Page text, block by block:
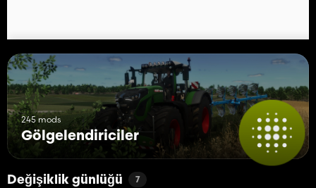
245 mods
Gölgelendiriciler
Değişiklik günlüğü 7